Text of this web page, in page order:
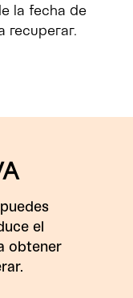
la fecha de
recuperar.
el
obtener